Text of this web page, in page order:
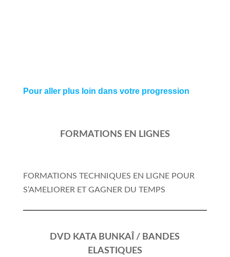
Pour aller plus loin dans votre progression
FORMATIONS EN LIGNES
FORMATIONS TECHNIQUES EN LIGNE POUR
S’AMELIORER ET GAGNER DU TEMPS
DVD KATA BUNKAÎ / BANDES
ELASTIQUES